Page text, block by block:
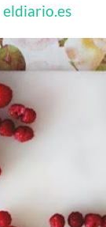
eldiario.es